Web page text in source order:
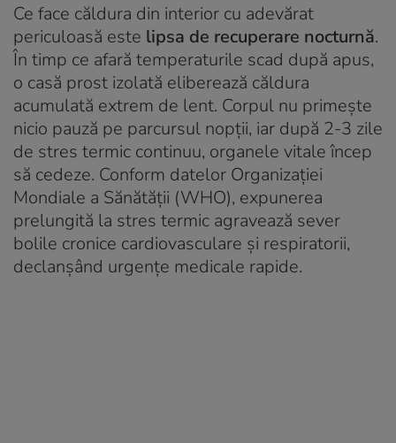
Ce face căldura din interior cu adevărat
periculoasă este lipsa de recuperare nocturnă.
În timp ce afară temperaturile scad după apus,
o casă prost izolată eliberează căldura
acumulată extrem de lent. Corpul nu primește
nicio pauză pe parcursul nopții, iar după 2-3 zile
de stres termic continuu, organele vitale încep
să cedeze. Conform datelor Organizației
Mondiale a Sănătății (WHO), expunerea
prelungită la stres termic agravează sever
bolile cronice cardiovasculare și respiratorii,
declanșând urgențe medicale rapide.